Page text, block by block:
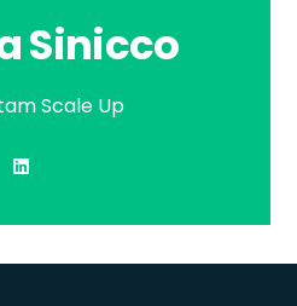
Sinicco
Scale Up